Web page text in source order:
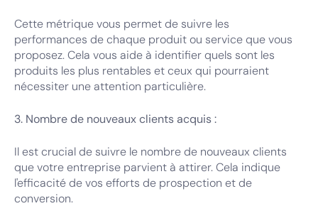
Cette métrique vous permet de suivre les
performances de chaque produit ou service que vous
proposez. Cela vous aide à identifier quels sont les
produits les plus rentables et ceux qui pourraient
nécessiter une attention particulière.
3. Nombre de nouveaux clients acquis :
Il est crucial de suivre le nombre de nouveaux clients
que votre entreprise parvient à attirer. Cela indique
l'efficacité de vos efforts de prospection et de
conversion.